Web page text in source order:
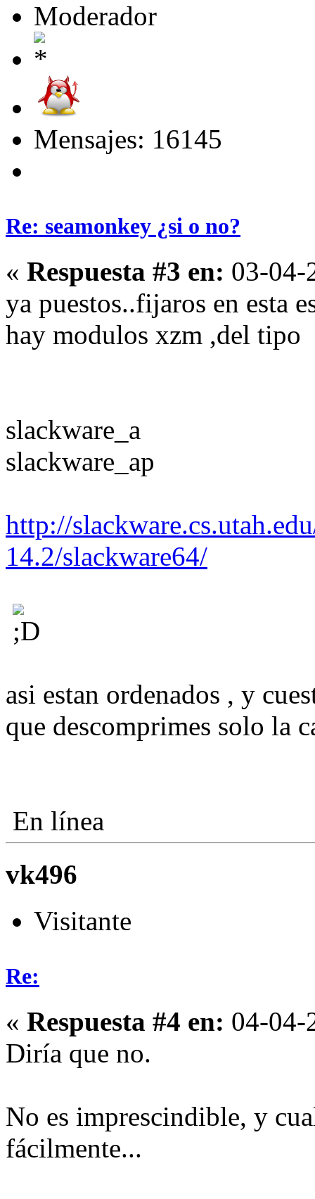
Moderador
Mensajes: 16145
Re: seamonkey ¿si o no?
« Respuesta #3 en: 03-04-
ya puestos..fijaros en esta
hay modulos xzm ,del tipo
slackware_a
slackware_ap
http://
14.2/slackware64/
asi estan ordenados , y
que descomprimes solo la
En línea
vk496
Visitante
Re:
« Respuesta #4 en: 04-04-
Diría que no.
No es imprescindible, y
fácilmente...